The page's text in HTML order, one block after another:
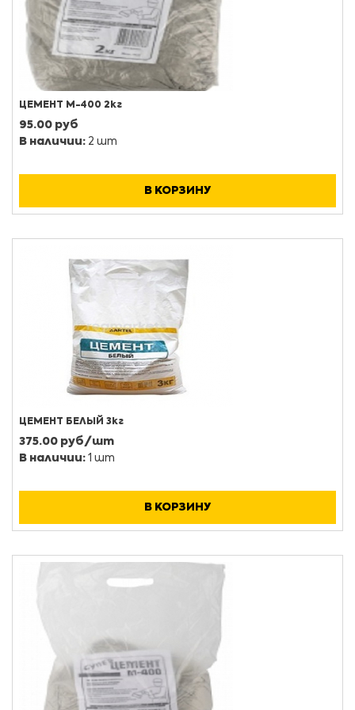
ЦЕМЕНТ М-400 2кг
95.00 руб
В наличии: 2 шт
В КОРЗИНУ
ЦЕМЕНТ БЕЛЫЙ 3кг
375.00 руб/шт
В наличии: 1 шт
В КОРЗИНУ